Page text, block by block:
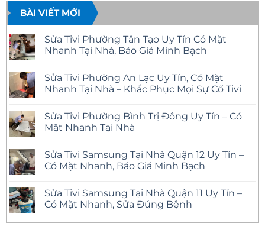
BÀI VIẾT MỚI
Sửa Tivi Phường Tân Tạo Uy Tín Có Mặt
Nhanh Tại Nhà, Báo Giá Minh Bạch
bình
luận
ở
Phường
Tân
Tạo
Có
Mặt
Nhanh
Báo
Giá
Minh
Sửa Tivi Phường An Lạc Uy Tín, Có Mặt
Nhanh Tại Nhà – Khắc Phục Mọi Sự Cố Tivi
bình
luận
ở
Phường
An
Lạc
Có
Mặt
Nhanh
Nhà
Sửa Tivi Phường Bình Trị Đông Uy Tín – Có
Mặt Nhanh Tại Nhà
bình
luận
ở
Phường
Bình
Trị
Uy
Sửa Tivi Samsung Tại Nhà Quận 12 Uy Tín –
Có Mặt Nhanh, Báo Giá Minh Bạch
bình
luận
ở
Tivi
Sửa Tivi Samsung Tại Nhà Quận 11 Uy Tín –
Có Mặt Nhanh, Sửa Đúng Bệnh
có